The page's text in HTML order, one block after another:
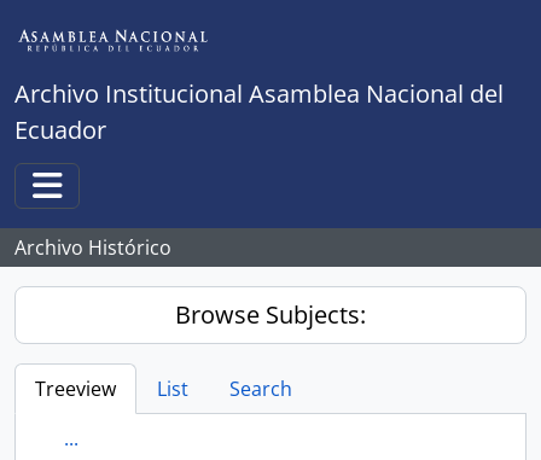
Archivo Institucional Asamblea Nacional del
Ecuador
Toggle navigation
Archivo Histórico
Browse Subjects:
Treeview List
Search
...